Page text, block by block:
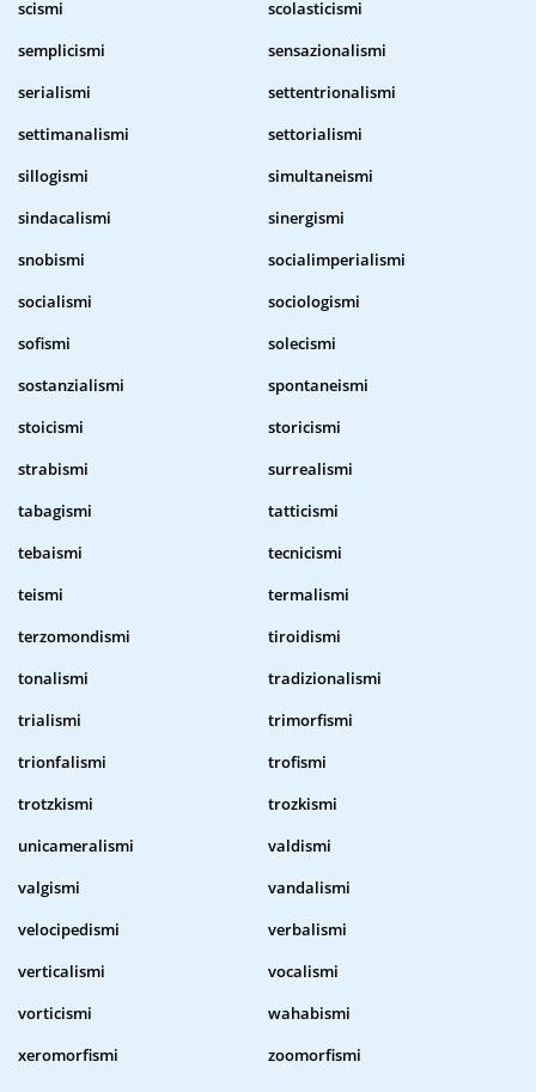
scismi
scolasticismi
semplicismi
sensazionalismi
serialismi
settentrionalismi
settimanalismi
settorialismi
sillogismi
simultaneismi
sindacalismi
sinergismi
snobismi
socialimperialismi
socialismi
sociologismi
sofismi
solecismi
sostanzialismi
spontaneismi
stoicismi
storicismi
strabismi
surrealismi
tabagismi
tatticismi
tebaismi
tecnicismi
teismi
termalismi
terzomondismi
tiroidismi
tonalismi
tradizionalismi
trialismi
trimorfismi
trionfalismi
trofismi
trotzkismi
trozkismi
unicameralismi
valdismi
valgismi
vandalismi
velocipedismi
verbalismi
verticalismi
vocalismi
vorticismi
wahabismi
xeromorfismi
zoomorfismi